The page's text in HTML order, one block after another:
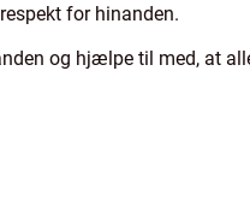
for hinanden.
og hjælpe til med, at